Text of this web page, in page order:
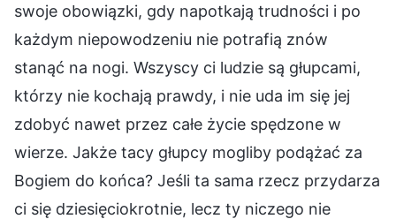
swoje obowiązki, gdy napotkają trudności i po
każdym niepowodzeniu nie potrafią znów
stanąć na nogi. Wszyscy ci ludzie są głupcami,
którzy nie kochają prawdy, i nie uda im się jej
zdobyć nawet przez całe życie spędzone w
wierze. Jakże tacy głupcy mogliby podążać za
Bogiem do końca? Jeśli ta sama rzecz przydarza
ci się dziesięciokrotnie, lecz ty niczego nie